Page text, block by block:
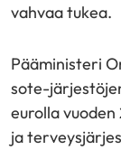
vahvaa tukea.
Pääministeri
sote-
eurolla
ja